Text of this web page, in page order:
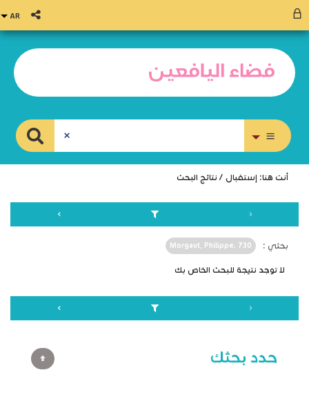
أنت هنا: إستقبال / نتائج البحث
بحثي : Morgaut, Philippe. 730
لا توجد نتيجة للبحث الخاص بك
حدد بحثك